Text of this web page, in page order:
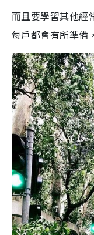
而且要學習其他經
每戶都會有所準備